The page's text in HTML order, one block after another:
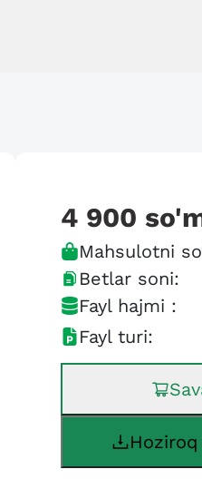
4 900
Mahsulotni
Betlar soni:
Fayl hajmi :
Fayl turi: